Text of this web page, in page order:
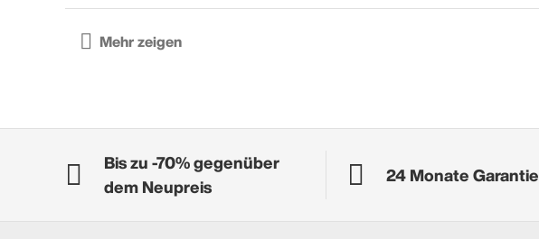
Bis zu -70% gegenüber
dem Neupreis
24 Monate Garantie